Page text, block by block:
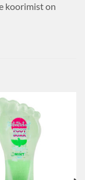
koorimist on